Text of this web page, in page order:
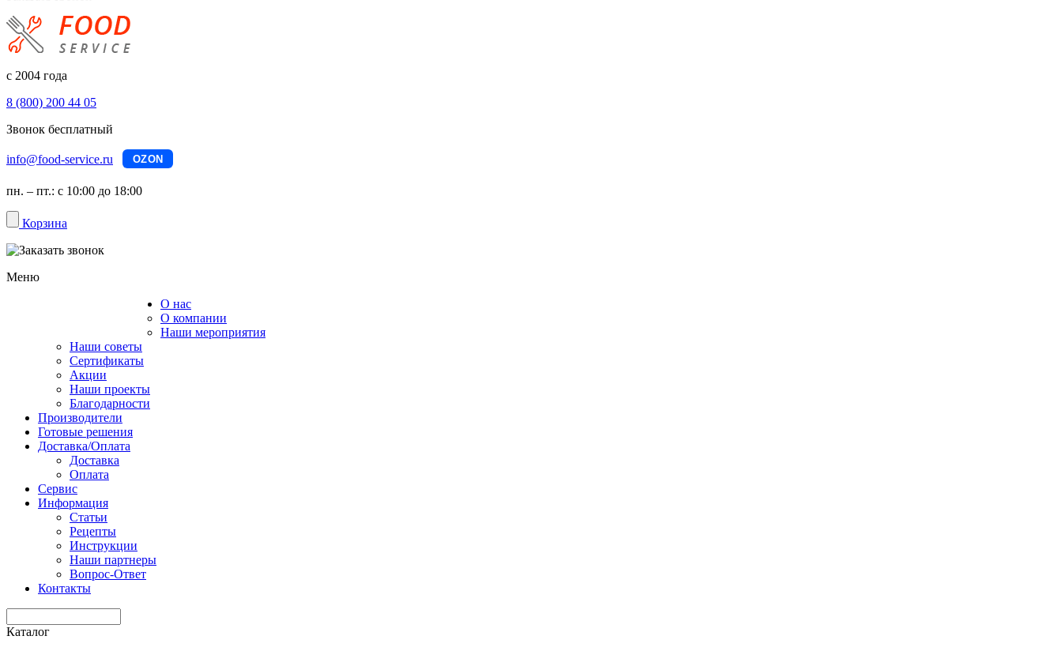
с 2004 года
8 (800) 200 44 05
Звонок бесплатный
info@food-service.ru OZON
пн. – пт.: с 10:00 до 18:00
Корзина
Меню
О нас
О компании
Наши мероприятия
Наши советы
Сертификаты
Акции
Наши проекты
Благодарности
Производители
Готовые решения
Доставка/Оплата
Доставка
Оплата
Сервис
Информация
Статьи
Рецепты
Инструкции
Наши партнеры
Вопрос-Ответ
Контакты
Каталог